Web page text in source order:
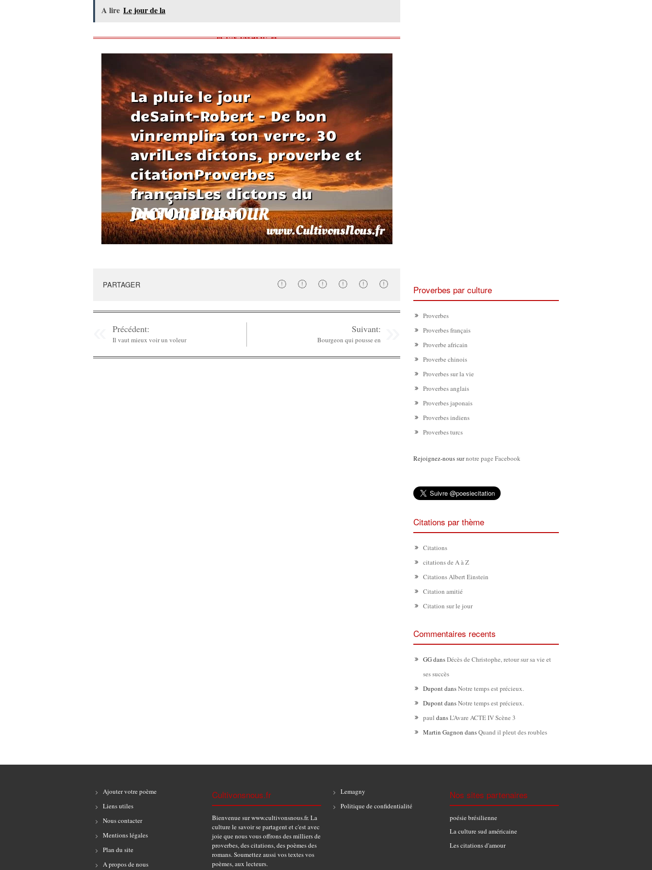
A lire Le jour de la
PARTAGER
Précédent:
Il vaut mieux voir un voleur
Suivant:
Bourgeon qui pousse en
Proverbes par culture
Proverbes
Proverbes français
Proverbe africain
Proverbe chinois
Proverbes sur la vie
Proverbes anglais
Proverbes japonais
Proverbes indiens
Proverbes turcs
Rejoignez-nous surnotre page Facebook
Citations par thème
Citations
citations de A à Z
Citations Albert Einstein
Citation amitié
Citation sur le jour
Commentaires recents
GGdansDécès de Christophe, retour sur sa vie et
ses succès
DupontdansNotre temps est précieux.
DupontdansNotre temps est précieux.
paul dansL’Avare ACTE IV Scène 3
Martin Gagnon dansQuand il pleut des roubles
Ajouter votre poème
Liens utiles
Nous contacter
Mentions légales
Plan du site
A propos de nous
Cultivonsnous.fr
Bienvenue sur www.cultivonsnous.fr. La
culture le savoir se partagent et c'est avec
joie que nous vous offrons des milliers de
proverbes, des citations, des poèmes des
romans. Soumettez aussi vos textes vos
poèmes, aux lecteurs.
Lemagny
Politique de confidentialité
Nos sites partenaires
poésie brésilienne
La culture sud américaine
Les citations d'amour